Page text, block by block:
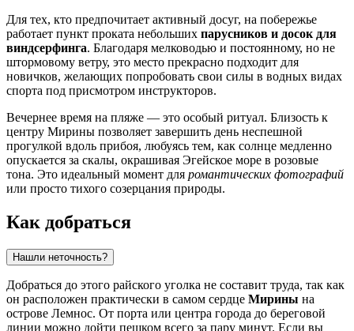
Для тех, кто предпочитает активный досуг, на побережье
работает пункт проката небольших парусников и досок для
виндсерфинга. Благодаря мелководью и постоянному, но не
штормовому ветру, это место прекрасно подходит для
новичков, желающих попробовать свои силы в водных видах
спорта под присмотром инструкторов.
Вечернее время на пляже — это особый ритуал. Близость к
центру Мирины позволяет завершить день неспешной
прогулкой вдоль прибоя, любуясь тем, как солнце медленно
опускается за скалы, окрашивая Эгейское море в розовые
тона. Это идеальный момент для романтических фотографий
или просто тихого созерцания природы.
Как добраться
Нашли неточность?
Добраться до этого райского уголка не составит труда, так как
он расположен практически в самом сердце Мирины на
острове Лемнос. От порта или центра города до береговой
линии можно дойти пешком всего за пару минут. Если вы